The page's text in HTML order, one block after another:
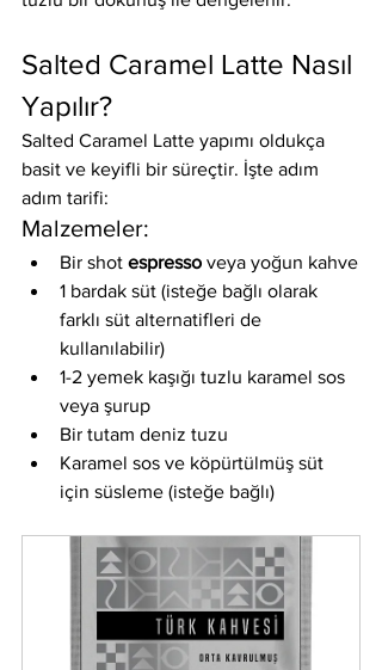
Salted Caramel Latte Nasıl
Yapılır?
Salted Caramel Latte yapımı oldukça
basit ve keyifli bir süreçtir. İşte adım
adım tarifi:
Malzemeler:
Bir shot espresso veya yoğun kahve
1 bardak süt (isteğe bağlı olarak
farklı süt alternatifleri de
kullanılabilir)
1-2 yemek kaşığı tuzlu karamel sos
veya şurup
Bir tutam deniz tuzu
Karamel sos ve köpürtülmüş süt
için süsleme (isteğe bağlı)